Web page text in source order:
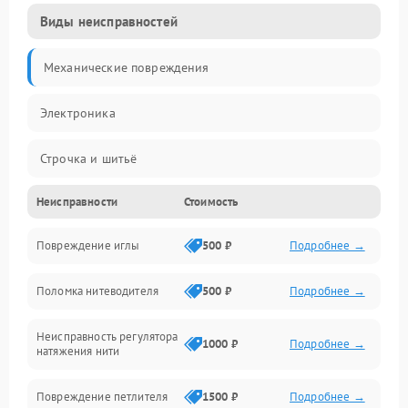
Виды неисправностей
Механические повреждения
Электроника
Строчка и шитьё
Прочие неисправности
Подача ткани
Игловодитель и механизмы
Ножи и обрезка
Шпульки, нити и заправка
Неисправности Стоимость
Повреждение иглы 500 ₽ Подробнее →
Поломка нитеводителя 500 ₽ Подробнее →
Неисправность регулятора
натяжения нити
1000 ₽ Подробнее →
Повреждение петлителя 1500 ₽ Подробнее →